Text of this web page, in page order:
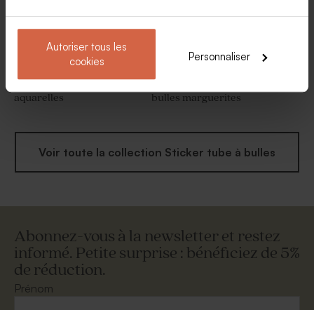
Autoriser tous les
cookies
Personnaliser
aquarelles
bulles marguerites
Voir toute la collection Sticker tube à bulles
Abonnez-vous à la newsletter et restez
informé. Petite surprise : bénéficiez de 5%
de réduction.
Prénom